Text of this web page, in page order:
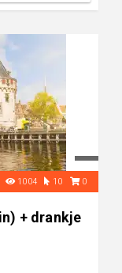
1004 10 0
+ drankje